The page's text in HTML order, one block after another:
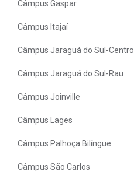
Câmpus Gaspar
Câmpus Itajaí
Câmpus Jaraguá do Sul-Centro
Câmpus Jaraguá do Sul-Rau
Câmpus Joinville
Câmpus Lages
Câmpus Palhoça Bilíngue
Câmpus São Carlos